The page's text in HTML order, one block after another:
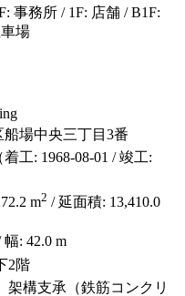
事務所 / 1F: 店舗 / B1F:
場
船場中央三丁目3番
工: 1968-08-01 / 竣工:
m2 / 延面積: 13,410.0
幅: 42.0 m
2階
架構支承（鉄筋コンクリ